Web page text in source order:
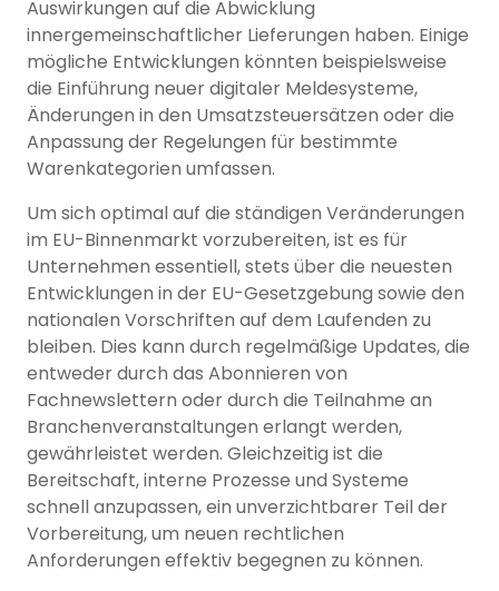
Auswirkungen auf die Abwicklung
innergemeinschaftlicher Lieferungen haben. Einige
mögliche Entwicklungen könnten beispielsweise
die Einführung neuer digitaler Meldesysteme,
Änderungen in den Umsatzsteuersätzen oder die
Anpassung der Regelungen für bestimmte
Warenkategorien umfassen.
Um sich optimal auf die ständigen Veränderungen
im EU-Binnenmarkt vorzubereiten, ist es für
Unternehmen essentiell, stets über die neuesten
Entwicklungen in der EU-Gesetzgebung sowie den
nationalen Vorschriften auf dem Laufenden zu
bleiben. Dies kann durch regelmäßige Updates, die
entweder durch das Abonnieren von
Fachnewslettern oder durch die Teilnahme an
Branchenveranstaltungen erlangt werden,
gewährleistet werden. Gleichzeitig ist die
Bereitschaft, interne Prozesse und Systeme
schnell anzupassen, ein unverzichtbarer Teil der
Vorbereitung, um neuen rechtlichen
Anforderungen effektiv begegnen zu können.